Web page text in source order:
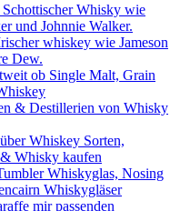
Whisky wie
und Johnnie Walker.
whiskey wie Jameson
Dew.
ob Single Malt, Grain
& Destillerien von Whisky
Whiskey Sorten,
Whisky kaufen
Whiskyglas, Nosing
Whiskygläser
mir passenden